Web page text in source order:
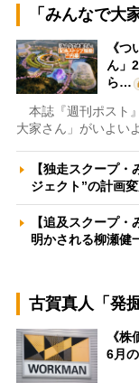
「みんなで大
《
ん」
ら…
本誌『週刊ポスト
大家さん」がいよい
【独走スクープ
ジェクト”の計画
【追及スクープ
明かされる柳瀬健
古賀真人「発
《
6月